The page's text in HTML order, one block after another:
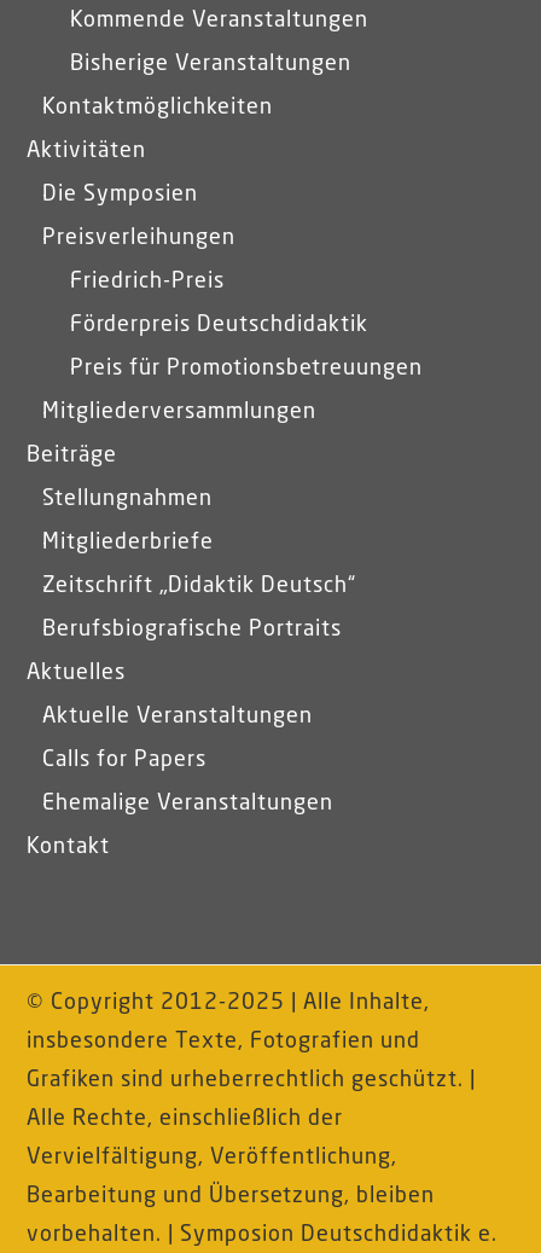
Kommende Veranstaltungen
Bisherige Veranstaltungen
Kontaktmöglichkeiten
Aktivitäten
Die Symposien
Preisverleihungen
Friedrich-Preis
Förderpreis Deutschdidaktik
Preis für Promotionsbetreuungen
Mitgliederversammlungen
Beiträge
Stellungnahmen
Mitgliederbriefe
Zeitschrift „Didaktik Deutsch“
Berufsbiografische Portraits
Aktuelles
Aktuelle Veranstaltungen
Calls for Papers
Ehemalige Veranstaltungen
Kontakt
© Copyright 2012-2025 | Alle Inhalte,
insbesondere Texte, Fotografien und
Grafiken sind urheberrechtlich geschützt. |
Alle Rechte, einschließlich der
Vervielfältigung, Veröffentlichung,
Bearbeitung und Übersetzung, bleiben
vorbehalten. | Symposion Deutschdidaktik e.